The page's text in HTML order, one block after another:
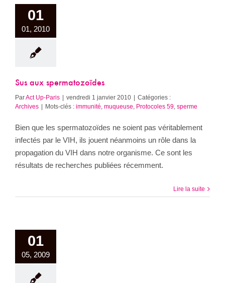
01
01, 2010
Sus aux spermatozoïdes
ParAct Up-Paris | vendredi 1 janvier 2010 | Catégories :
Archives | Mots-clés : immunité muqueuse Protocoles 59 sperme
Bien que les spermatozoïdes ne soient pas véritablement
infectés par le VIH, ils jouent néanmoins un rôle dans la
propagation du VIH dans notre organisme. Ce sont les
résultats de recherches publiées récemment.
Lire la suite
01
05, 2009